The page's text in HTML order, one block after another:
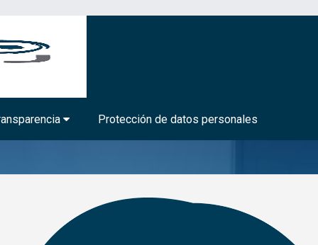
Protección de datos personales